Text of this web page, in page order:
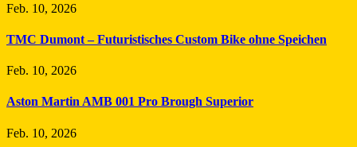
Feb. 10, 2026
TMC Dumont – Futuristisches Custom Bike ohne Speichen
Feb. 10, 2026
Aston Martin AMB 001 Pro Brough Superior
Feb. 10, 2026